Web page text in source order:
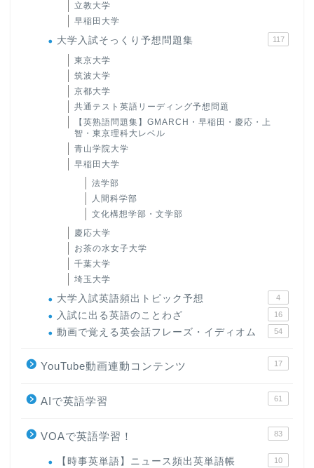
立教大学
早稲田大学
大学入試そっくり予想問題集 117
東京大学
筑波大学
京都大学
共通テスト英語リーディング予想問題
【英熟語問題集】GMARCH・早稲田・慶応・上
智・東京理科大レベル
青山学院大学
早稲田大学
法学部
人間科学部
文化構想学部・文学部
慶応大学
お茶の水女子大学
千葉大学
埼玉大学
大学入試英語頻出トピック予想 4
入試に出る英語のことわざ 16
動画で覚える英会話フレーズ・イディオム 54
YouTube動画連動コンテンツ 17
AIで英語学習 61
VOAで英語学習！ 83
【時事英単語】ニュース頻出英単語帳 10